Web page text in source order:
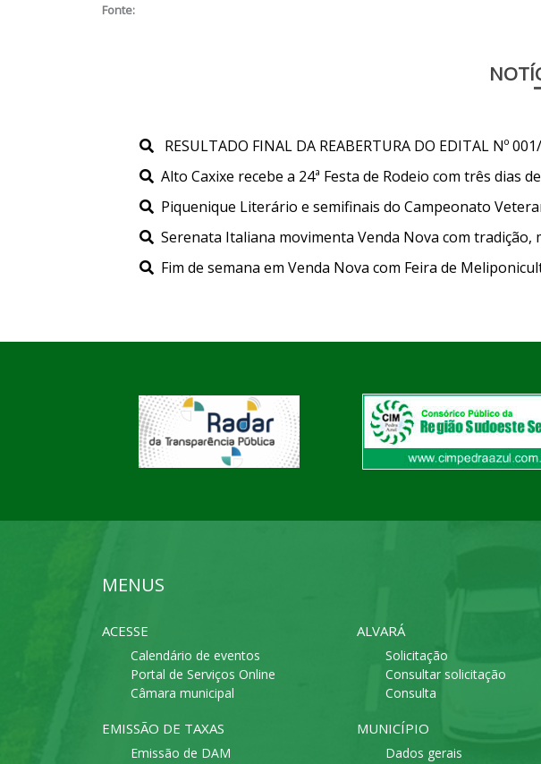
Fonte:
RESULTADO FINAL DA REABERTURA DO EDITAL Nº
Alto Caxixe recebe a 24ª Festa de Rodeio com três dias
Piquenique Literário e semifinais do Campeonato
Serenata Italiana movimenta Venda Nova com
Fim de semana em Venda Nova com Feira de
MENUS
ACESSE
Calendário de eventos
Portal de Serviços Online
Câmara municipal
EMISSÃO DE TAXAS
Emissão de DAM
ALVARÁ
Solicitação
Consultar solicitação
Consulta
MUNICÍPIO
Dados gerais